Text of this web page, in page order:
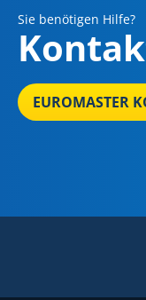
Sie benötigen Hilfe?
EUROMASTER